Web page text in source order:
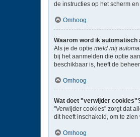
de instructies op het scherm
Omhoog
Waarom word ik automatisch
Als je de optie meld mij
bij het aanmelden die optie
beschikbaar is, heeft de
Omhoog
Wat doet "verwijder
"Verwijder cookies" zorgt dat
dit heeft inschakeld, om te
Omhoog